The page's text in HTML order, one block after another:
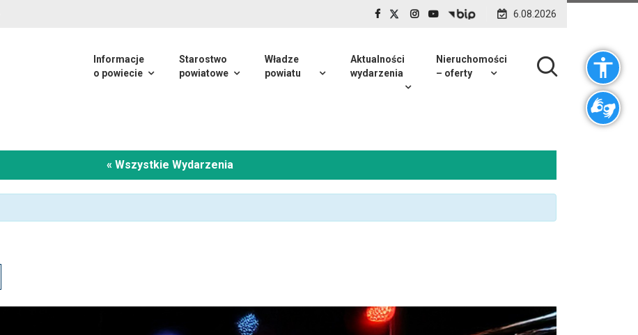
6.08.2026
Informacje
o powiecie
Starostwo
powiatowe
Władze
powiatu
Aktualności
wydarzenia
Nieruchomości
– oferty
« Wszystkie Wydarzenia